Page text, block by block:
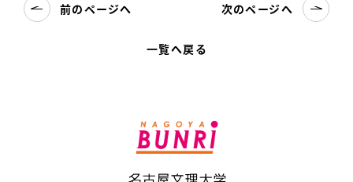
一覧へ戻る
前のページへ 次のページへ